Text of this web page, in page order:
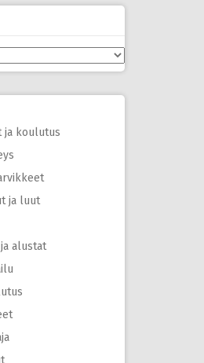
ja koulutus
ja luut
alustat